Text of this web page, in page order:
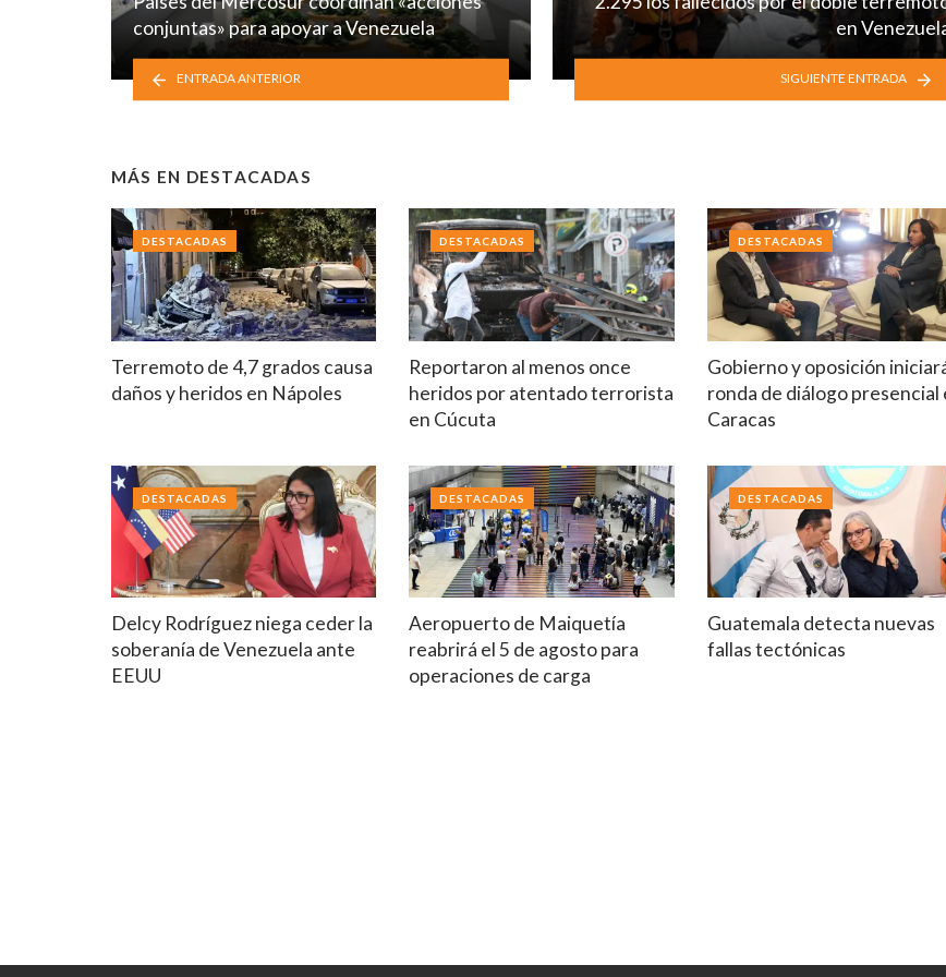
conjuntas» para apoyar a Venezuela
ENTRADA ANTERIOR
en
SIGUIENTE ENTRADA
MÁS EN DESTACADAS
Terremoto de 4,7 grados causa
daños y heridos en Nápoles
DESTACADAS
Reportaron al menos once
heridos por atentado terrorista
en Cúcuta
DESTACADAS
Gobierno y oposición
ronda de diálogo presencial
Caracas
DESTACADAS
Delcy Rodríguez niega ceder la
soberanía de Venezuela ante
EEUU
DESTACADAS
Aeropuerto de Maiquetía
reabrirá el 5 de agosto para
operaciones de carga
DESTACADAS
Guatemala detecta nuevas
fallas tectónicas
DESTACADAS